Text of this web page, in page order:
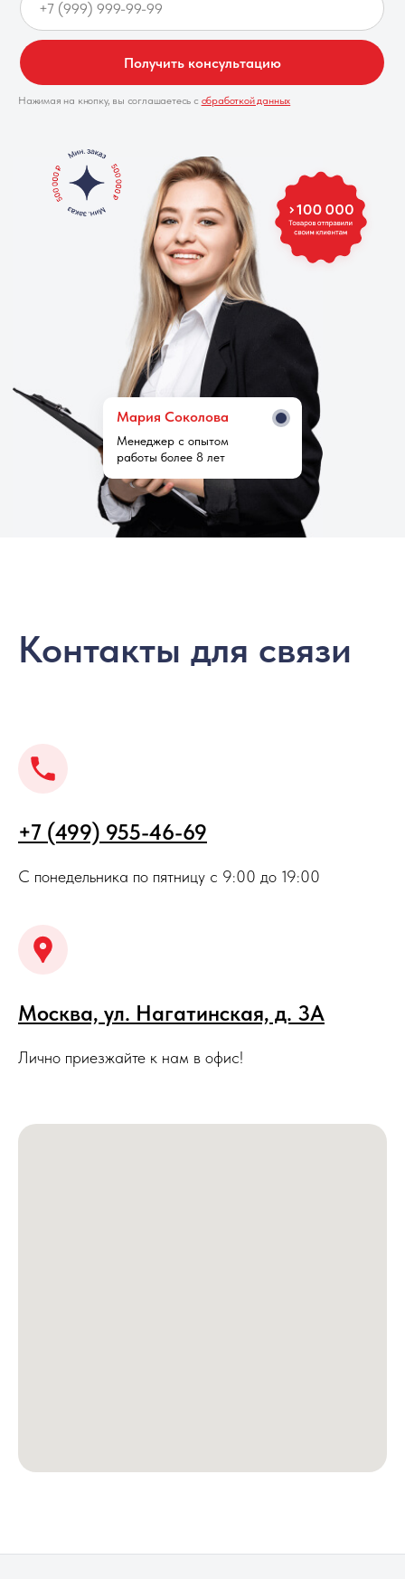
Менеджер с опытом
работы более 8 лет
Мария Cоколова
Получить консультацию
Нажимая на кнопку, вы соглашаетесь с обработкой данных
Контакты для связи
+7 (499) 955-46-69
С понедельника по пятницу с 9:00 до 19:00
Москва, ул. Нагатинская, д. 3A
Лично приезжайте к нам в офис!